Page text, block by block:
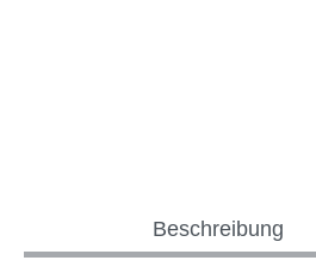
Beschreibung